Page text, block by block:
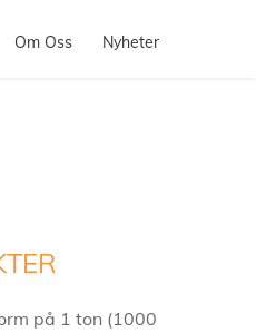
Om Oss Nyheter
på 1 ton (1000